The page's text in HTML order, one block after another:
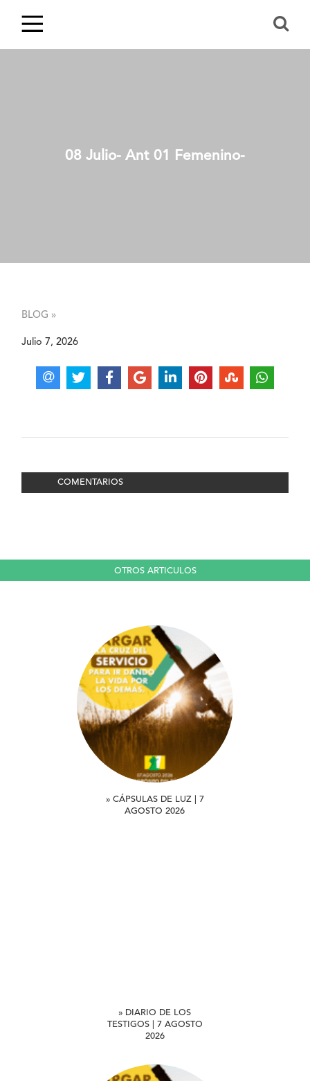
08 Julio- Ant 01 Femenino-
BLOG »
Julio 7, 2026
COMENTARIOS
OTROS ARTICULOS
» CÁPSULAS DE LUZ | 7
AGOSTO 2026
» DIARIO DE LOS
TESTIGOS | 7 AGOSTO
2026